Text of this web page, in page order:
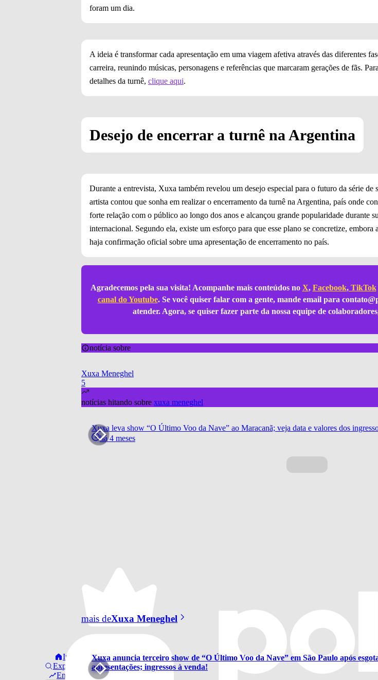
Início
Explorar
Em alta
foram um dia.
A ideia é transformar cada apresentação em uma viagem afetiva através das diferentes
carreira, reunindo músicas, personagens e referências que marcaram gerações de fãs.
detalhes da turnê, clique aqui.
Desejo de encerrar a turnê na Argentina
Durante a entrevista, Xuxa também revelou um desejo especial para o futuro da série de
artista contou que sonha em realizar o encerramento da turnê na Argentina, país onde
forte relação com o público ao longo dos anos e alcançou grande popularidade durante
internacional. Segundo ela, existe um esforço para que esse plano se concretize, embora
haja confirmação oficial sobre uma apresentação de encerramento no país.
Agradecemos pela sua visita! Acompanhe mais conteúdos no X, Facebook,TikTok
canal do Youtube. Se você quiser falar com a gente, mande email para
atender. Agora, se quiser fazer parte da nossa equipe de
notícia sobre
Xuxa Meneghel
5
notícias hitando sobre xuxa meneghel
Xuxa leva show “O Último Voo da Nave” ao Maracanã; veja data e valores dos
há 4 meses
mais deXuxa Meneghel
Xuxa anuncia terceiro show de “O Último Voo da Nave” em São Paulo após
apresentações; ingressos à venda!